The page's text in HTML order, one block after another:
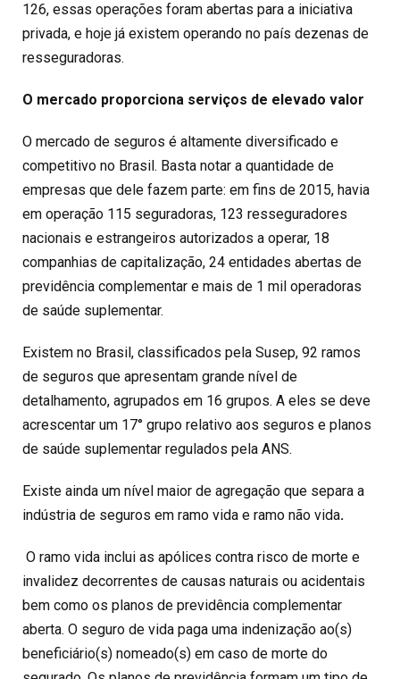
126, essas operações foram abertas para a iniciativa
privada, e hoje já existem operando no país dezenas de
resseguradoras.
O mercado proporciona serviços de elevado valor
O mercado de seguros é altamente diversificado e
competitivo no Brasil. Basta notar a quantidade de
empresas que dele fazem parte: em fins de 2015, havia
em operação 115 seguradoras, 123 resseguradores
nacionais e estrangeiros autorizados a operar, 18
companhias de capitalização, 24 entidades abertas de
previdência complementar e mais de 1 mil operadoras
de saúde suplementar.
Existem no Brasil, classificados pela Susep, 92 ramos
de seguros que apresentam grande nível de
detalhamento, agrupados em 16 grupos. A eles se deve
acrescentar um 17° grupo relativo aos seguros e planos
de saúde suplementar regulados pela ANS.
Existe ainda um nível maior de agregação que separa a
indústria de seguros em ramo vida e ramo não vida.
O ramo vida inclui as apólices contra risco de morte e
invalidez decorrentes de causas naturais ou acidentais
bem como os planos de previdência complementar
aberta. O seguro de vida paga uma indenização ao(s)
beneficiário(s) nomeado(s) em caso de morte do